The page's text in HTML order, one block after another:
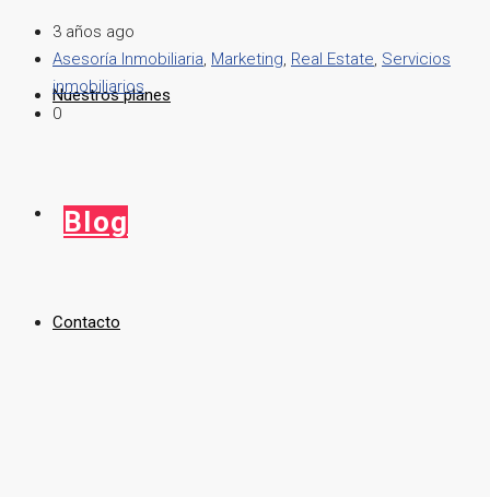
Nuestros planes
Blog
Contacto
3 años ago
Asesoría Inmobiliaria, Marketing, Real Estate, Servicios
inmobiliarios
0